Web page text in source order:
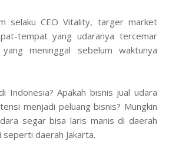
selaku CEO Vitality, targer market
tempat yang udaranya tercemar
meninggal sebelum waktunya
Indonesia? Apakah bisnis jual udara
menjadi peluang bisnis? Mungkin
segar bisa laris manis di daerah
daerah Jakarta.